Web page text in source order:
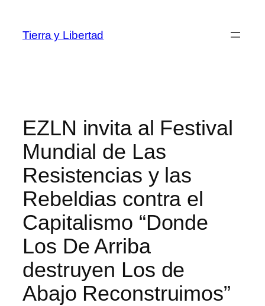
contenido
Tierra y Libertad
EZLN invita al Festival
Mundial de Las
Resistencias y las
Rebeldias contra el
Capitalismo “Donde
Los De Arriba
destruyen Los de
Abajo Reconstruimos”